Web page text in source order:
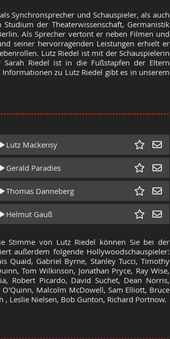
Synchronsprecher und Schauspieler, als auch
der Theaterwissenschaft, Germanistik
Als Sprecher vertont er neben Filmen und
seiner hervorragenden Leistungen erhielt er
Lutz Riedel ist mit der Schauspielerin
Sarah Riedel ist in die Fußstapfen der Eltern
zu Lutz Riedel gibt es in unserem
Lutz Mackensy
Gerald Paradies
Thomas Danneberg
Helmut Gauß
Stimme von Lutz Riedel können Sie bei der
außerdem folgende Hollywoodschauspieler:
Quaid, Gabriel Byrne, Stanley Tucci, Timothy
Tom Wilkinson, Jonathan Pryce, Ray Wise,
Robert Picardo, David Suchet, Dean Norris,
O'Quinn, Malcolm McDowell, Sam Elliott, Bruce
Leslie Nielsen, Bob Gunton, Richard Portnow.